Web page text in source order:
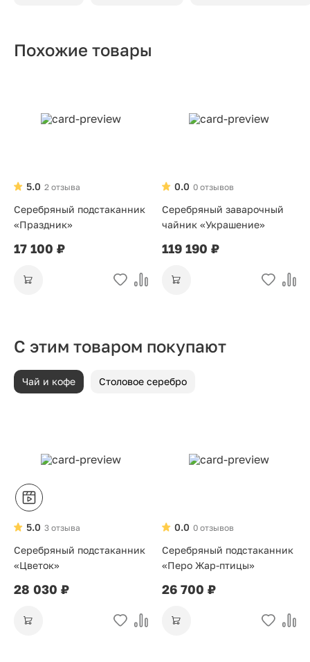
Похожие товары
2 отзыва
5.0
Серебряный подстаканник
«Праздник»
17 100 ₽
0 отзывов
0.0
Серебряный заварочный
чайник «Украшение»
119 190 ₽
С этим товаром покупают
Чай и кофе Столовое серебро
3 отзыва
5.0
Серебряный подстаканник
«Цветок»
28 030 ₽
0 отзывов
0.0
Серебряный подстаканник
«Перо Жар-птицы»
26 700 ₽